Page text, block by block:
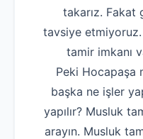
takarız. Fakat
tavsiye
tamir imkanı
Peki Hocapaşa
başka ne işler
yapılır? Musluk
arayın. Musluk